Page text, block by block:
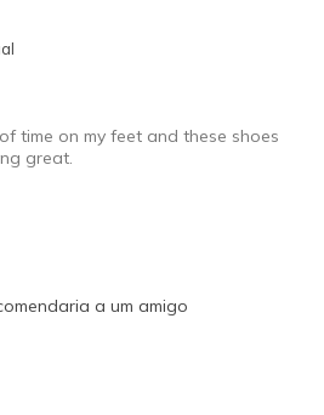
Really Into Shoes
time on my feet and these shoes
great.
a um amigo